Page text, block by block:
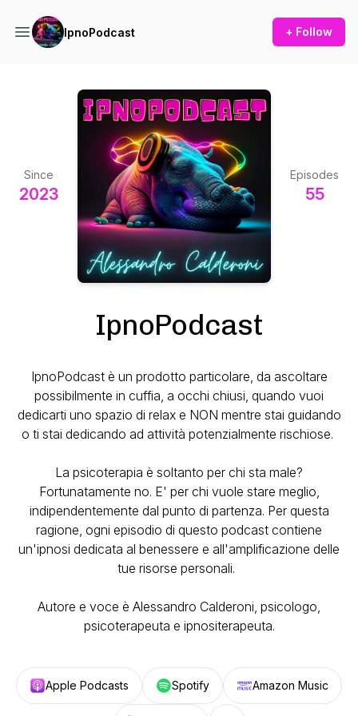
IpnoPodcast + Follow
Since
2023
Episodes
55
IpnoPodcast
IpnoPodcast è un prodotto particolare, da ascoltare
possibilmente in cuffia, a occhi chiusi, quando vuoi
dedicarti uno spazio di relax e NON mentre stai guidando
o ti stai dedicando ad attività potenzialmente rischiose.
La psicoterapia è soltanto per chi sta male?
Fortunatamente no. E' per chi vuole stare meglio,
indipendentemente dal punto di partenza. Per questa
ragione, ogni episodio di questo podcast contiene
un'ipnosi dedicata al benessere e all'amplificazione delle
tue risorse personali.
Autore e voce è Alessandro Calderoni, psicologo,
psicoterapeuta e ipnositerapeuta.
Apple Podcasts Spotify Amazon Music